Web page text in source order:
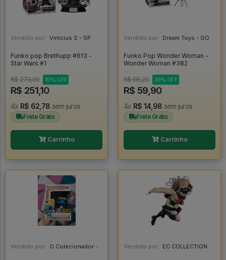
Vendido por: Vinicius S - SP
Funko pop Brethupp #613 -
Star Wars #1
R$ 279,00 10% OFF
R$ 251,10
4x R$ 62,78 sem juros
Frete Grátis
Carrinho
Vendido por: Dream Toys - GO
Funko Pop Wonder Woman -
Wonder Woman #382
R$ 98,20 39% OFF
R$ 59,90
4x R$ 14,98 sem juros
Frete Grátis
Carrinho
Vendido por: O Colecionador - SP Vendido por: EC COLLECTION - SP